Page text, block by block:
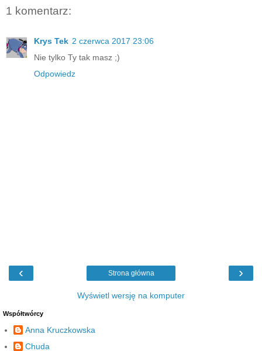
1 komentarz:
Krys Tek 2 czerwca 2017 23:06
Nie tylko Ty tak masz ;)
Odpowiedz
‹ ›
Strona główna
Wyświetl wersję na komputer
Współtwórcy
Anna Kruczkowska
Chuda